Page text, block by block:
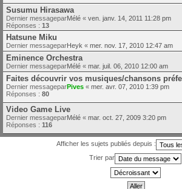
Susumu Hirasawa
Dernier messageparMélé « ven. janv. 14, 2011 11:28 pm
Réponses : 13
Hatsune Miku
Dernier messageparHeyk « mer. nov. 17, 2010 12:47 am
Eminence Orchestra
Dernier messageparMélé « mar. juil. 06, 2010 12:00 am
Faites découvrir vos musiques/chansons
Dernier messageparPives « mer. avr. 07, 2010 1:39 pm
Réponses : 80
Video Game Live
Dernier messageparMélé « mar. oct. 27, 2009 3:20 pm
Réponses : 116
Afficher les sujets publiés depuis :
Trier par